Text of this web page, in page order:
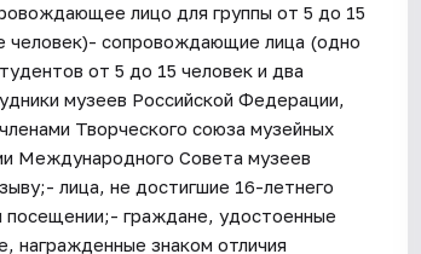
лицо для группы от 5 до 15
человек)- сопровождающие лица (одно
от 5 до 15 человек и два
музеев Российской Федерации,
Творческого союза музейных
Международного Совета музеев
лица, не достигшие 16-летнего
посещении;- граждане, удостоенные
награжденные знаком отличия